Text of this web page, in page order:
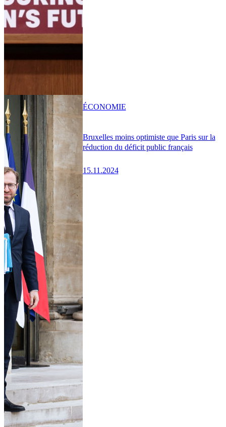
Bruxelles moins optimiste que Paris sur la
réduction du déficit public français
15.11.2024
ÉCONOMIE